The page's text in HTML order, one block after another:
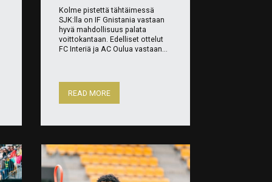
Kolme pistettä tähtäimessä
SJK:lla on IF Gnistania vastaan
hyvä mahdollisuus palata
voittokantaan. Edelliset ottelut
FC Interiä ja AC Oulua vastaan...
READ MORE